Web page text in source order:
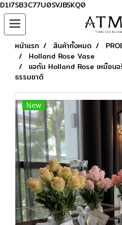
D1I7SB3C77U0SVJBSKQ0
หน้าแรก สินค้าทั้งหมด
Holland Rose Vase
แจกัน Holland Rose เหมือน
ธรรมชาติ
New